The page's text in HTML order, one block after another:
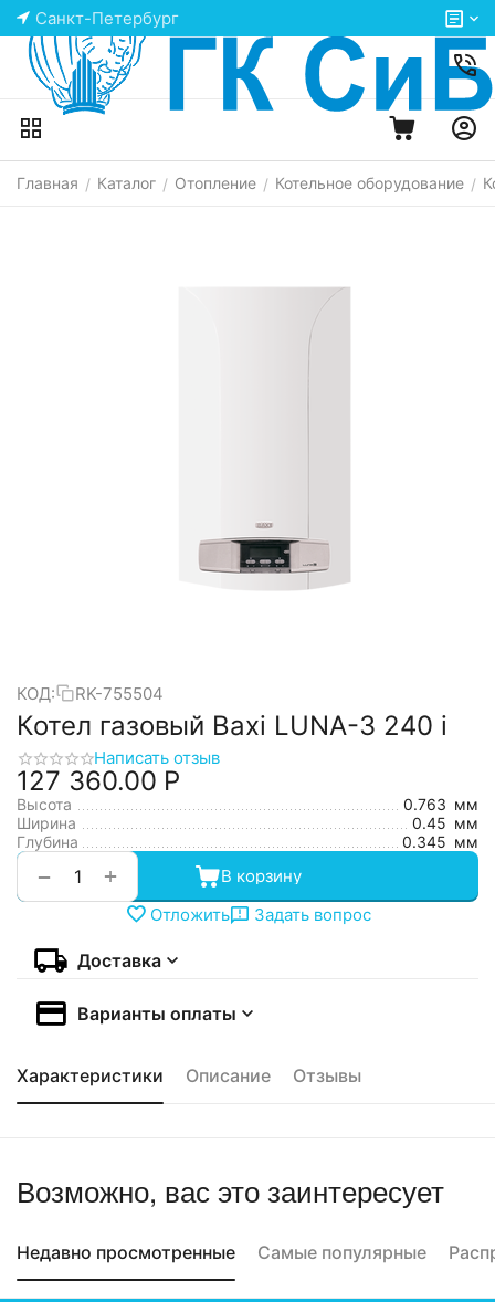
Санкт-Петербург
Главная / Каталог / Отопление / Котельное оборудование /
КОД: RK-755504
Котел газовый Baxi LUNA-3 240 i
Написать отзыв
127 360.00 Р
Высота 0.763 мм
Ширина
0.45 мм
Глубина
0.345 мм
+
−
В корзину
Отложить
Задать вопрос
Доставка
Варианты оплаты
Характеристики Описание Отзывы
Возможно, вас это заинтересует
Недавно просмотренные Самые популярные